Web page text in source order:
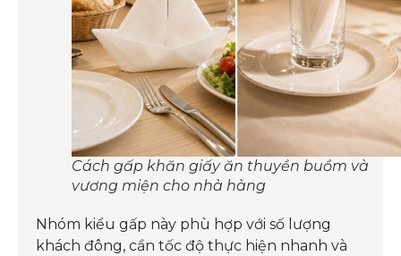
Cách gấp khăn giấy ăn thuyền buồm và
vương miện cho nhà hàng
Nhóm kiểu gấp này phù hợp với số lượng
khách đông, cần tốc độ thực hiện nhanh và